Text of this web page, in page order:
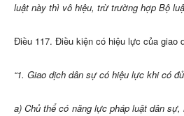
luật này thì vô hiệu, trừ trường hợp Bộ
Điều 117. Điều kiện có hiệu lực của giao
“1. Giao dịch dân sự có hiệu lực khi có
a) Chủ thể có năng lực pháp luật dân